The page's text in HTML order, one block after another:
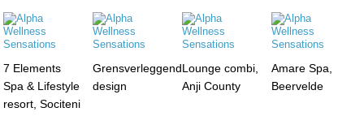
7 Elements
Spa & Lifestyle
resort, Sociteni
Grensverleggend
design
Lounge combi,
Anji County
Amare Spa,
Beervelde